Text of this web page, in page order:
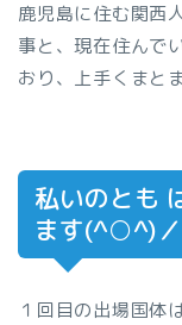
鹿児島に住む関西
事と、現在住んで
おり、上手くまと
私いのとも
ます(^○^)／
１回目の出場国体